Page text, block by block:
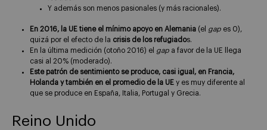
Y además son menos pasionales (y más racionales).
En 2016, la UE tiene el mínimo apoyo en Alemania (el gap es 0),
quizá por el efecto de la crisis de los refugiados.
En la última medición (otoño 2016) el gap a favor de la UE llega
casi al 20% (moderado).
Este patrón de sentimiento se produce, casi igual, en Francia,
Holanda y también en el promedio de la UE y es muy diferente al
que se produce en España, Italia, Portugal y Grecia.
Reino Unido